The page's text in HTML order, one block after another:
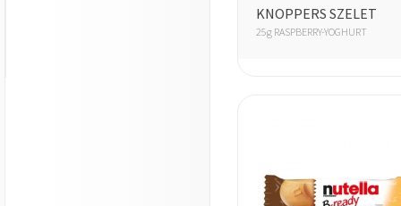
KNOPPERS SZELET
25g RASPBERRY-YOGHURT